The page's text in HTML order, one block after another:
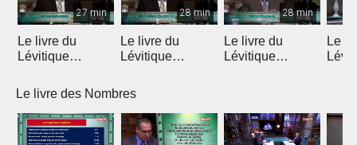
27 min
Le livre du
Lévitique
28 min
Le livre du
Lévitique
28 min
Le livre du
Lévitique
Le
Le livre des Nombres